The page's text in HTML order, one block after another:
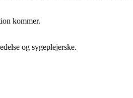
kommer.
og sygeplejerske.